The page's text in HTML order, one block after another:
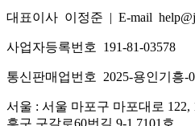
대표이사 이정준 | E-mail
사업자등록번호 191-81-03578
통신판매업번호 2025-용인기흥-
서울 : 서울 마포구 마포대로 122,
흥구 구갈로60번길 9-1 7101호